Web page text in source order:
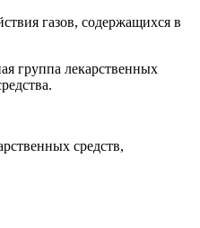
газов, содержащихся в
группа лекарственных
средств,